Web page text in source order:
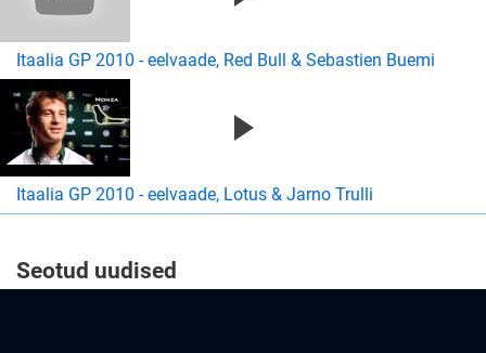
Itaalia GP 2010 - eelvaade, Red Bull & Sebastien Buemi
Itaalia GP 2010 - eelvaade, Lotus & Jarno Trulli
Seotud uudised